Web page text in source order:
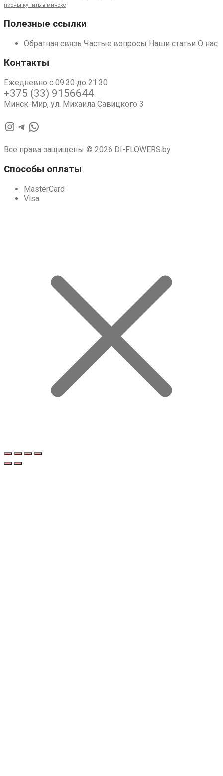
пионы купить в минске
Полезные ссылки
Обратная связь Частые вопросы Наши статьи О нас
Контакты
Ежедневно с 09:30 до 21:30
+375 (33) 9156644
Минск-Мир, ул. Михаила Савицкого 3
Instagram
Telegram
WhatsApp
Все права защищены © 2026 DI-FLOWERS.by
Способы оплаты
MasterCard
Visa